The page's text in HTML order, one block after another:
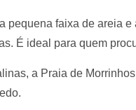
pequena faixa de areia
É ideal para quem
a Praia de